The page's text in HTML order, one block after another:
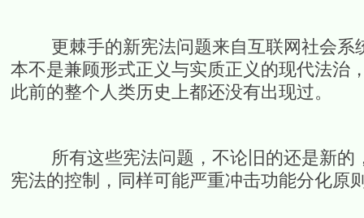
更棘手的新宪法问题来自互联网社会系
本不是兼顾形式正义与实质正义的现代法治
此前的整个人类历史上都还没有出现过。
所有这些宪法问题，不论旧的还是新的
宪法的控制，同样可能严重冲击功能分化原